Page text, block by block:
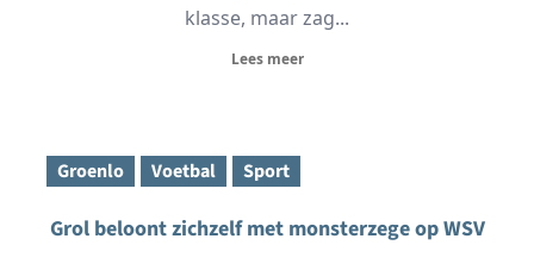
klasse, maar zag...
Lees meer
Groenlo Voetbal Sport
Grol beloont zichzelf met monsterzege op WSV